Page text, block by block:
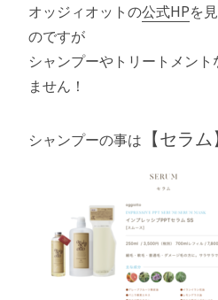
オッジィオットの公式HPを
のですが
シャンプーやトリートメン
ません！
シャンプーの事は 【セラム